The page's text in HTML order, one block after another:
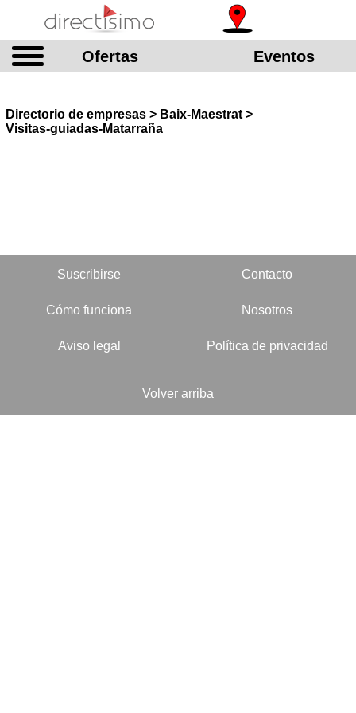
Ofertas Eventos
Directorio de empresas > Baix-Maestrat >
Visitas-guiadas-Matarraña
Suscribirse Contacto
Cómo funciona Nosotros
Aviso legal Política de privacidad
Volver arriba